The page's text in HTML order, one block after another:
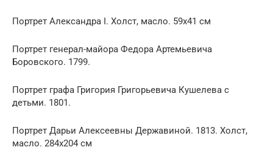
Портрет Александра I. Холст, масло. 59х41 см
Портрет генерал-майора Федора Артемьевича
Боровского. 1799.
Портрет графа Григория Григорьевича Кушелева с
детьми. 1801.
Портрет Дарьи Алексеевны Державиной. 1813. Холст,
масло. 284х204 см